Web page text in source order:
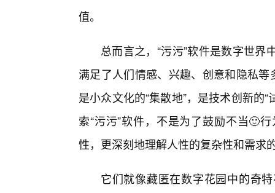
值。
总而言之，“污污”软件是数字世
满足了人们情感、兴趣、创意和隐私
是小众文化的“集散地”，是技术创新的
索“污污”软件，不是为了鼓励不当🙂
性，更深刻地理解人性的复杂性和需求
它们就像藏匿在数字花园中的奇